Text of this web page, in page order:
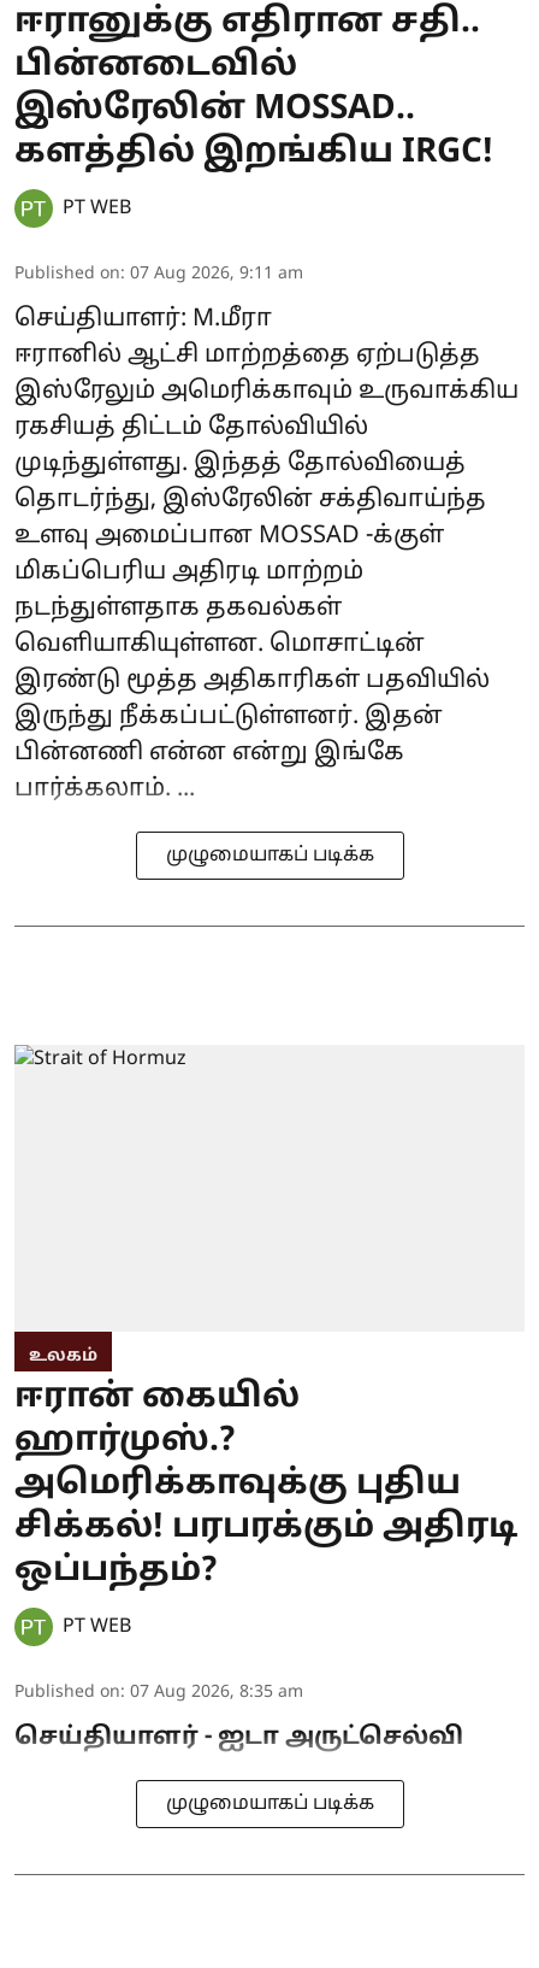
ஈரானுக்கு எதிரான சதி..
பின்னடைவில்
இஸ்ரேலின் MOSSAD..
களத்தில் இறங்கிய IRGC!
PT WEB
Published on: 07 Aug 2026, 9:11 am
செய்தியாளர்: M.மீரா
ஈரானில் ஆட்சி மாற்றத்தை ஏற்படுத்த
இஸ்ரேலும் அமெரிக்காவும் உருவாக்கிய
ரகசியத் திட்டம் தோல்வியில்
முடிந்துள்ளது. இந்தத் தோல்வியைத்
தொடர்ந்து, இஸ்ரேலின் சக்திவாய்ந்த
உளவு அமைப்பான MOSSAD -க்குள்
மிகப்பெரிய அதிரடி மாற்றம்
நடந்துள்ளதாக தகவல்கள்
வெளியாகியுள்ளன. மொசாட்டின்
இரண்டு மூத்த அதிகாரிகள் பதவியில்
இருந்து நீக்கப்பட்டுள்ளனர். இதன்
பின்னணி என்ன என்று இங்கே
பார்க்கலாம். ...
முழுமையாகப் படிக்க
உலகம்
ஈரான் கையில்
ஹார்முஸ்.?
அமெரிக்காவுக்கு புதிய
சிக்கல்! பரபரக்கும் அதிரடி
ஒப்பந்தம்?
PT WEB
Published on: 07 Aug 2026, 8:35 am
செய்தியாளர் - ஐடா அருட்செல்வி
முழுமையாகப் படிக்க